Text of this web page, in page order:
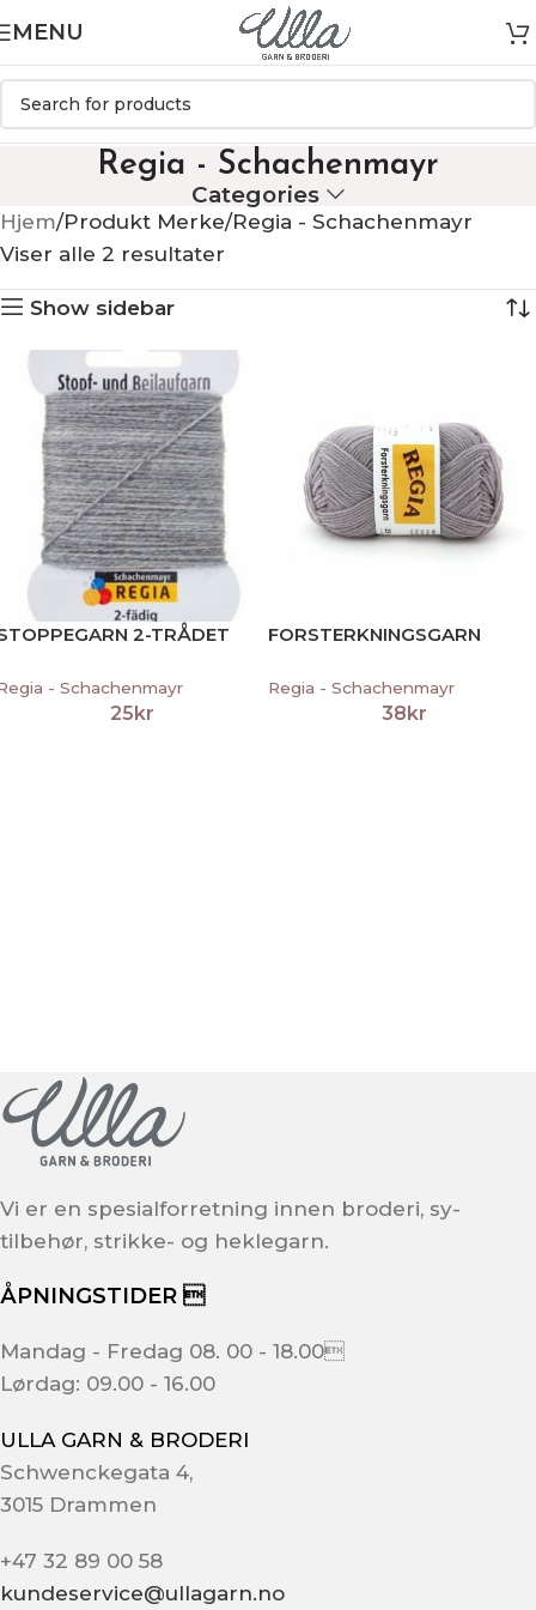
MENU
Regia - Schachenmayr
Categories
Hjem Produkt Merke Regia - Schachenmayr
Viser alle 2 resultater
Show sidebar
2-TRÅDET
- Schachenmayr
25kr
FORSTERKNINGSGARN
Regia - Schachenmayr
38kr
Vi er en spesialforretning innen broderi, sy-
tilbehør, strikke- og heklegarn.
ÅPNINGSTIDER 
Mandag - Fredag 08. 00 - 18.00
Lørdag: 09.00 - 16.00
ULLA GARN & BRODERI
Schwenckegata 4,
3015 Drammen
+47 32 89 00 58
kundeservice@ullagarn.no